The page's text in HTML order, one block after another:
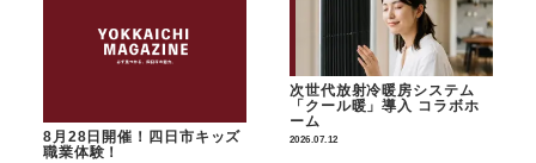
8月28日開催！四日市キッズ
職業体験！
次世代放射冷暖房システム
「クール暖」導入 コラボホ
ーム
2026.07.12